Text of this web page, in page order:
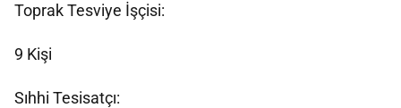
Toprak Tesviye İşçisi:
9 Kişi
Sıhhi Tesisatçı: